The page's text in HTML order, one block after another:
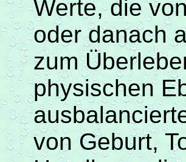
Werte, die
oder danach
zum
physischen
von Geburt,